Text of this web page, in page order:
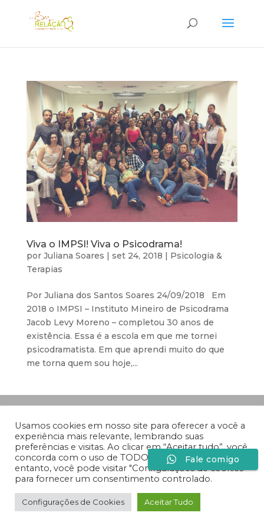
Viva o IMPSI! Viva o Psicodrama!
por Juliana Soares | set 24, 2018 | Psicologia &
Terapias
Por Juliana dos Santos Soares 24/09/2018 Em
2018 o IMPSI – Instituto Mineiro de Psicodrama
Jacob Levy Moreno – completou 30 anos de
existência. Essa é a escola em que me tornei
psicodramatista. Em que aprendi muito do que
me torna quem sou hoje,...
Medida
Usamos cookies em nosso site para oferecer a você a
experiência mais relevante, lembrando suas
preferências e visitas. Ao clicar em “Aceitar tudo”, você
concorda com o uso de TODOS os cookies. No
entanto, você pode visitar "Configurações de cookies"
para fornecer um consentimento controlado.
Configurações de Cookies Aceitar Tudo
Fale comigo